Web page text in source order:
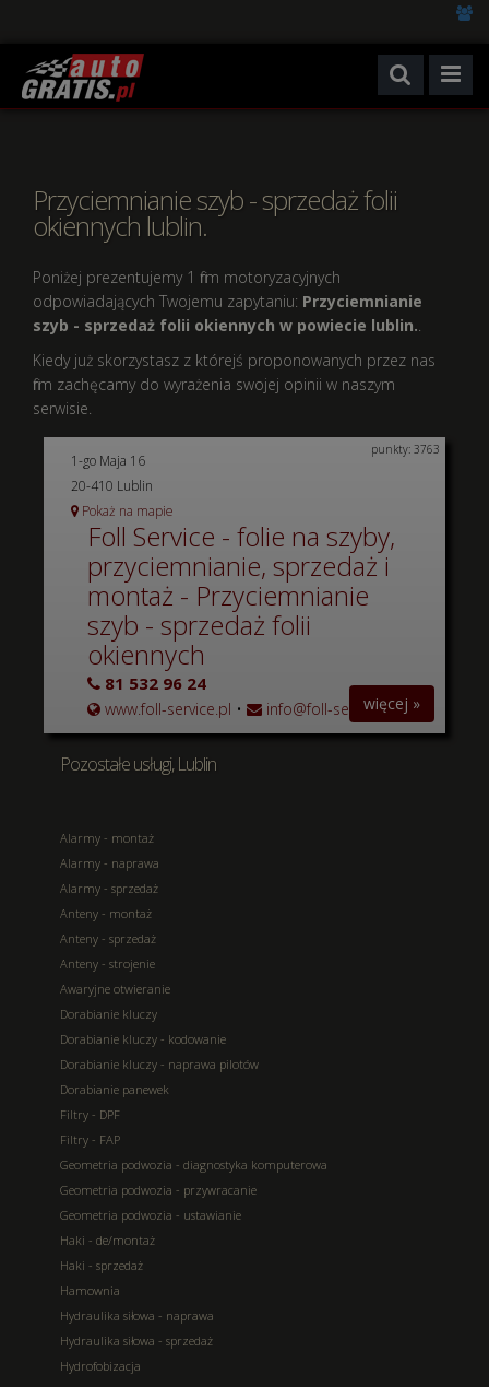
Przyciemnianie szyb - sprzedaż folii
okiennych lublin.
Poniżej prezentujemy 1 firm motoryzacyjnych
odpowiadających Twojemu zapytaniu: Przyciemnianie
szyb - sprzedaż folii okiennych w powiecie lublin..
Kiedy już skorzystasz z którejś proponowanych przez nas
firm zachęcamy do wyrażenia swojej opinii w naszym
serwisie.
1-go Maja 16
20-410 Lublin
Pokaż na mapie
Foll Service - folie na szyby,
przyciemnianie, sprzedaż i
montaż - Przyciemnianie
szyb - sprzedaż folii
okiennych
81 532 96 24
www.foll-service.pl • info@foll-service.pl
punkty: 3763
więcej »
Pozostałe usługi, Lublin
Alarmy - montaż
Alarmy - naprawa
Alarmy - sprzedaż
Anteny - montaż
Anteny - sprzedaż
Anteny - strojenie
Awaryjne otwieranie
Dorabianie kluczy
Dorabianie kluczy - kodowanie
Dorabianie kluczy - naprawa pilotów
Dorabianie panewek
Filtry - DPF
Filtry - FAP
Geometria podwozia - diagnostyka komputerowa
Geometria podwozia - przywracanie
Geometria podwozia - ustawianie
Haki - de/montaż
Haki - sprzedaż
Hamownia
Hydraulika siłowa - naprawa
Hydraulika siłowa - sprzedaż
Hydrofobizacja